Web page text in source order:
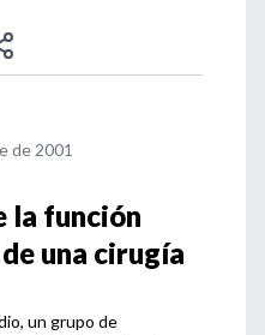
de 2001
la función
una cirugía
un grupo de